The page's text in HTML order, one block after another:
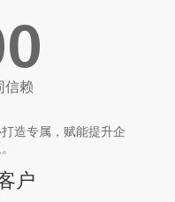
信赖
造专属，赋能提升企
户